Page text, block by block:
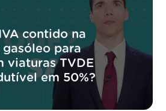
contido na
para
viaturas TVDE
em 50%?